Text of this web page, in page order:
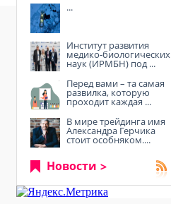
...
Институт развития
медико-биологических
наук (ИРМБН) под ...
Перед вами – та самая
развилка, которую
проходит каждая ...
В мире трейдинга имя
Александра Герчика
стоит особняком....
Новости